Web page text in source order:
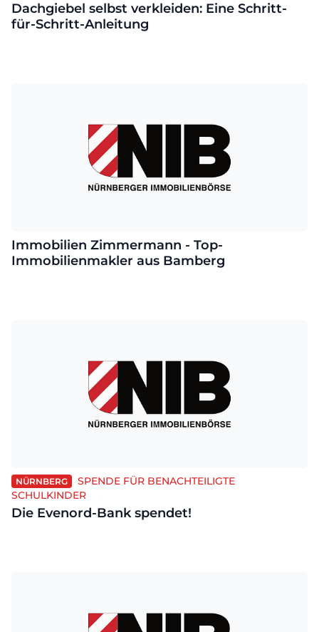
Dachgiebel selbst verkleiden: Eine Schritt-
für-Schritt-Anleitung
Immobilien Zimmermann - Top-
Immobilienmakler aus Bamberg
NÜRNBERG
SPENDE FÜR BENACHTEILIGTE
SCHULKINDER
Die Evenord-Bank spendet!